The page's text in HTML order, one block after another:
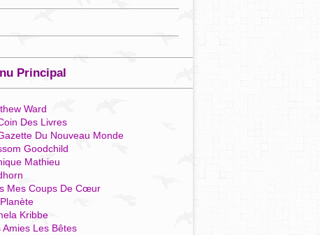
Principal
Ward
Des Livres
Du Nouveau Monde
Goodchild
Mathieu
Mes Coups De Cœur
Kribbe
Amies Les Bêtes